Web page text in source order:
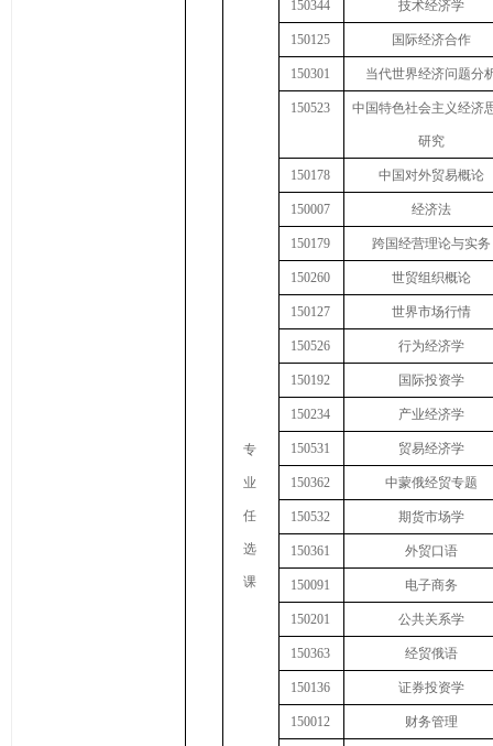
专
业
任
选
课
150344 技术经济学
150125 国际经济合作
150301 当代世界经济问题分
150523 中国特色社会主义经济
研究
150178 中国对外贸易概论
150007 经济法
150179 跨国经营理论与实务
150260 世贸组织概论
150127 世界市场行情
150526 行为经济学
150192 国际投资学
150234 产业经济学
150531 贸易经济学
150362 中蒙俄经贸专题
150532 期货市场学
150361 外贸口语
150091 电子商务
150201 公共关系学
150363 经贸俄语
150136 证券投资学
150012 财务管理